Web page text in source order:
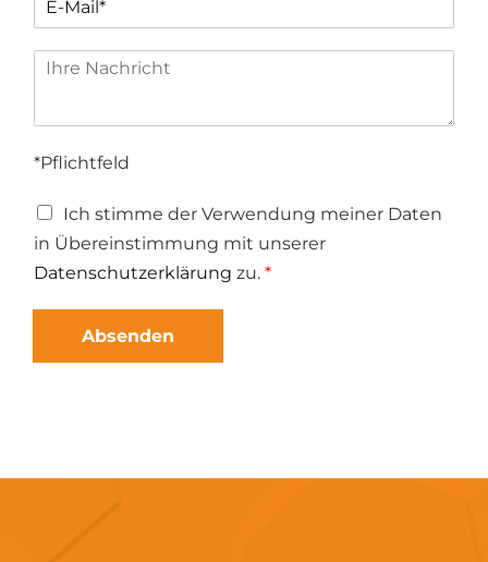
*Pflichtfeld
Ich stimme der Verwendung meiner Daten
in Übereinstimmung mit unserer
Datenschutzerklärung zu. *
Absenden